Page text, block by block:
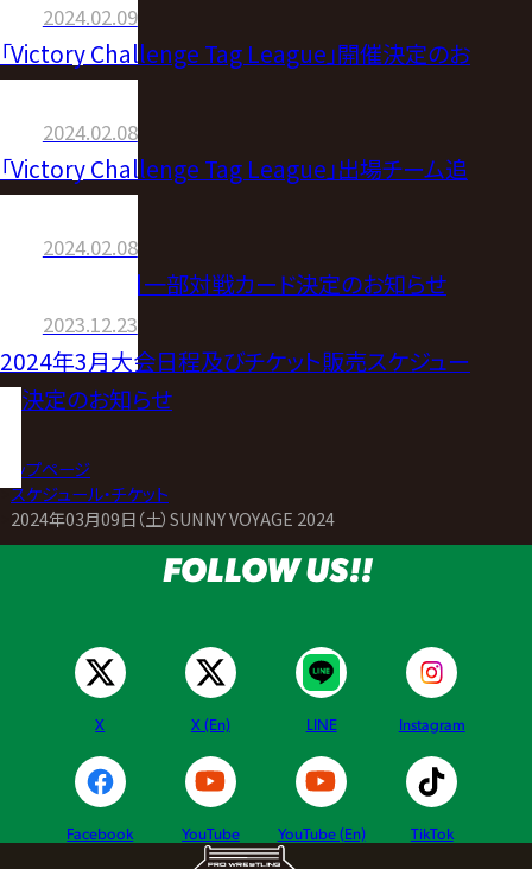
2024.02.09
「Victory Challenge Tag League」開催決定のお
2024.02.08
「Victory Challenge Tag League」出場チーム追
2024.02.08
【3.9福岡大会】一部対戦カード決定のお知らせ
2023.12.23
2024年3月大会日程及びチケット販売スケジュー
ル決定のお知らせ
トップページ
>スケジュール・チケット
2024年03月09日（土）SUNNY VOYAGE 2024
FOLLOW US!!
X X (En) LINE Instagram
Facebook YouTube YouTube (En) TikTok